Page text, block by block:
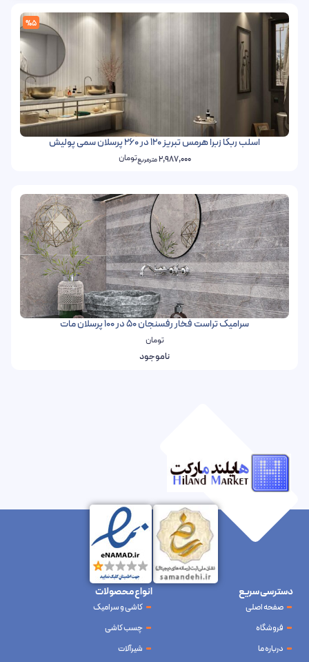
%5
اسلب ربکا زبرا هرمس تبریز 120 در 260 پرسلان سمی پولیش
2,987,000مترمربعتومان
سرامیک تراست فخار رفسنجان 50 در 100 پرسلان مات
تومان
ناموجود
دسترسی سریع
صفحه اصلی
فروشگاه
درباره ما
انواع محصولات
کاشی و سرامیک
چسب کاشی
شیرآلات